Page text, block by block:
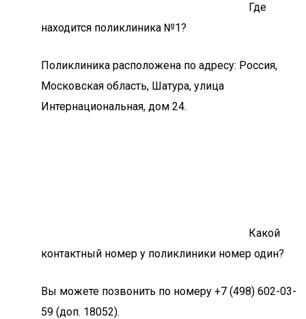
Где
находится поликлиника №1?
Поликлиника расположена по адресу: Россия,
Московская область, Шатура, улица
Интернациональная, дом 24.
Какой
контактный номер у поликлиники номер один?
Вы можете позвонить по номеру +7 (498) 602-03-
59 (доп. 18052).